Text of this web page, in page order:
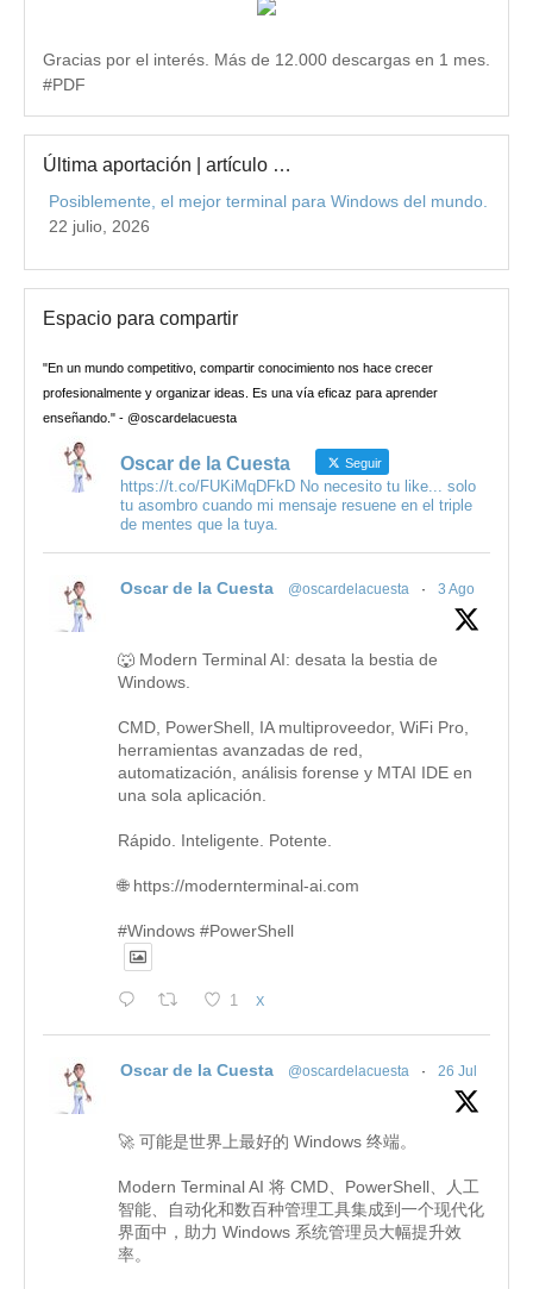
Gracias por el interés. Más de 12.000 descargas en 1 mes.
#PDF
Última aportación | artículo …
Posiblemente, el mejor terminal para Windows del mundo.
22 julio, 2026
Espacio para compartir
"En un mundo competitivo, compartir conocimiento nos hace crecer
profesionalmente y organizar ideas. Es una vía eficaz para aprender
enseñando." - @oscardelacuesta
Oscar de la Cuesta Seguir
https://t.co/FUKiMqDFkD No necesito tu like... solo
tu asombro cuando mi mensaje resuene en el triple
de mentes que la tuya.
Oscar de la Cuesta @oscardelacuesta · 3 Ago
🐺 Modern Terminal AI: desata la bestia de
Windows.
CMD, PowerShell, IA multiproveedor, WiFi Pro,
herramientas avanzadas de red,
automatización, análisis forense y MTAI IDE en
una sola aplicación.
Rápido. Inteligente. Potente.
🌐 https://modernterminal-ai.com
#Windows #PowerShell
1 X
Oscar de la Cuesta @oscardelacuesta · 26 Jul
🚀 可能是世界上最好的 Windows 终端。
Modern Terminal AI 将 CMD、PowerShell、人工
智能、自动化和数百种管理工具集成到一个现代化
界面中，助力 Windows 系统管理员大幅提升效
率。